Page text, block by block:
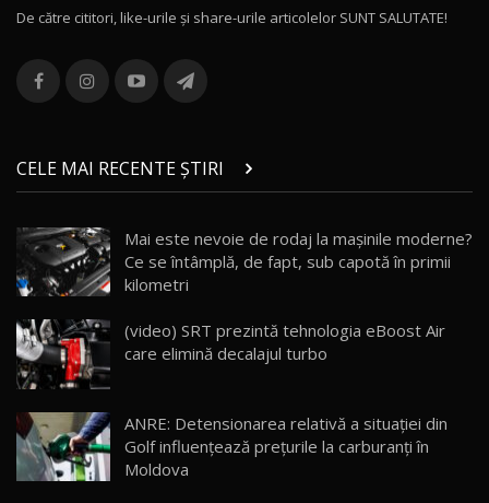
13
combină aventura cu luxul / AutoBlog.MD
36:08
chinez care face lumea să se întoarcă după el
/ AutoBlog.MD
17:27
15 14:37
16
AutoBlogMD
13:10
17 20:06
Va fi modelul nr.1 BYD în Moldova? BYD Seal U
De către cititori, like-urile şi share-urile articolelor SUNT SALUTATE!
CELE MAI RECENTE ȘTIRI
Mai este nevoie de rodaj la mașinile moderne?
Ce se întâmplă, de fapt, sub capotă în primii
kilometri
(video) SRT prezintă tehnologia eBoost Air
care elimină decalajul turbo
ANRE: Detensionarea relativă a situației din
Golf influențează prețurile la carburanți în
Moldova